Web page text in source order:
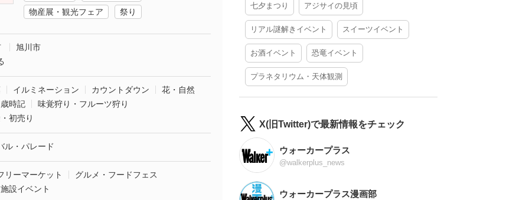
物産展・観光フェア
祭り
旭川市
イルミネーション カウントダウン
花・自然
時記
味覚狩り・フルーツ狩り
初売り
ル・パレード
リーマーケット
グルメ・フードフェス
設イベント
七夕まつり アジサイの見頃
リアル謎解きイベント スイーツイベント
お酒イベント 恐竜イベント
プラネタリウム・天体観測
X(旧Twitter)で最新情報をチェック
ウォーカープラス
@walkerplus_news
ウォーカープラス漫画部